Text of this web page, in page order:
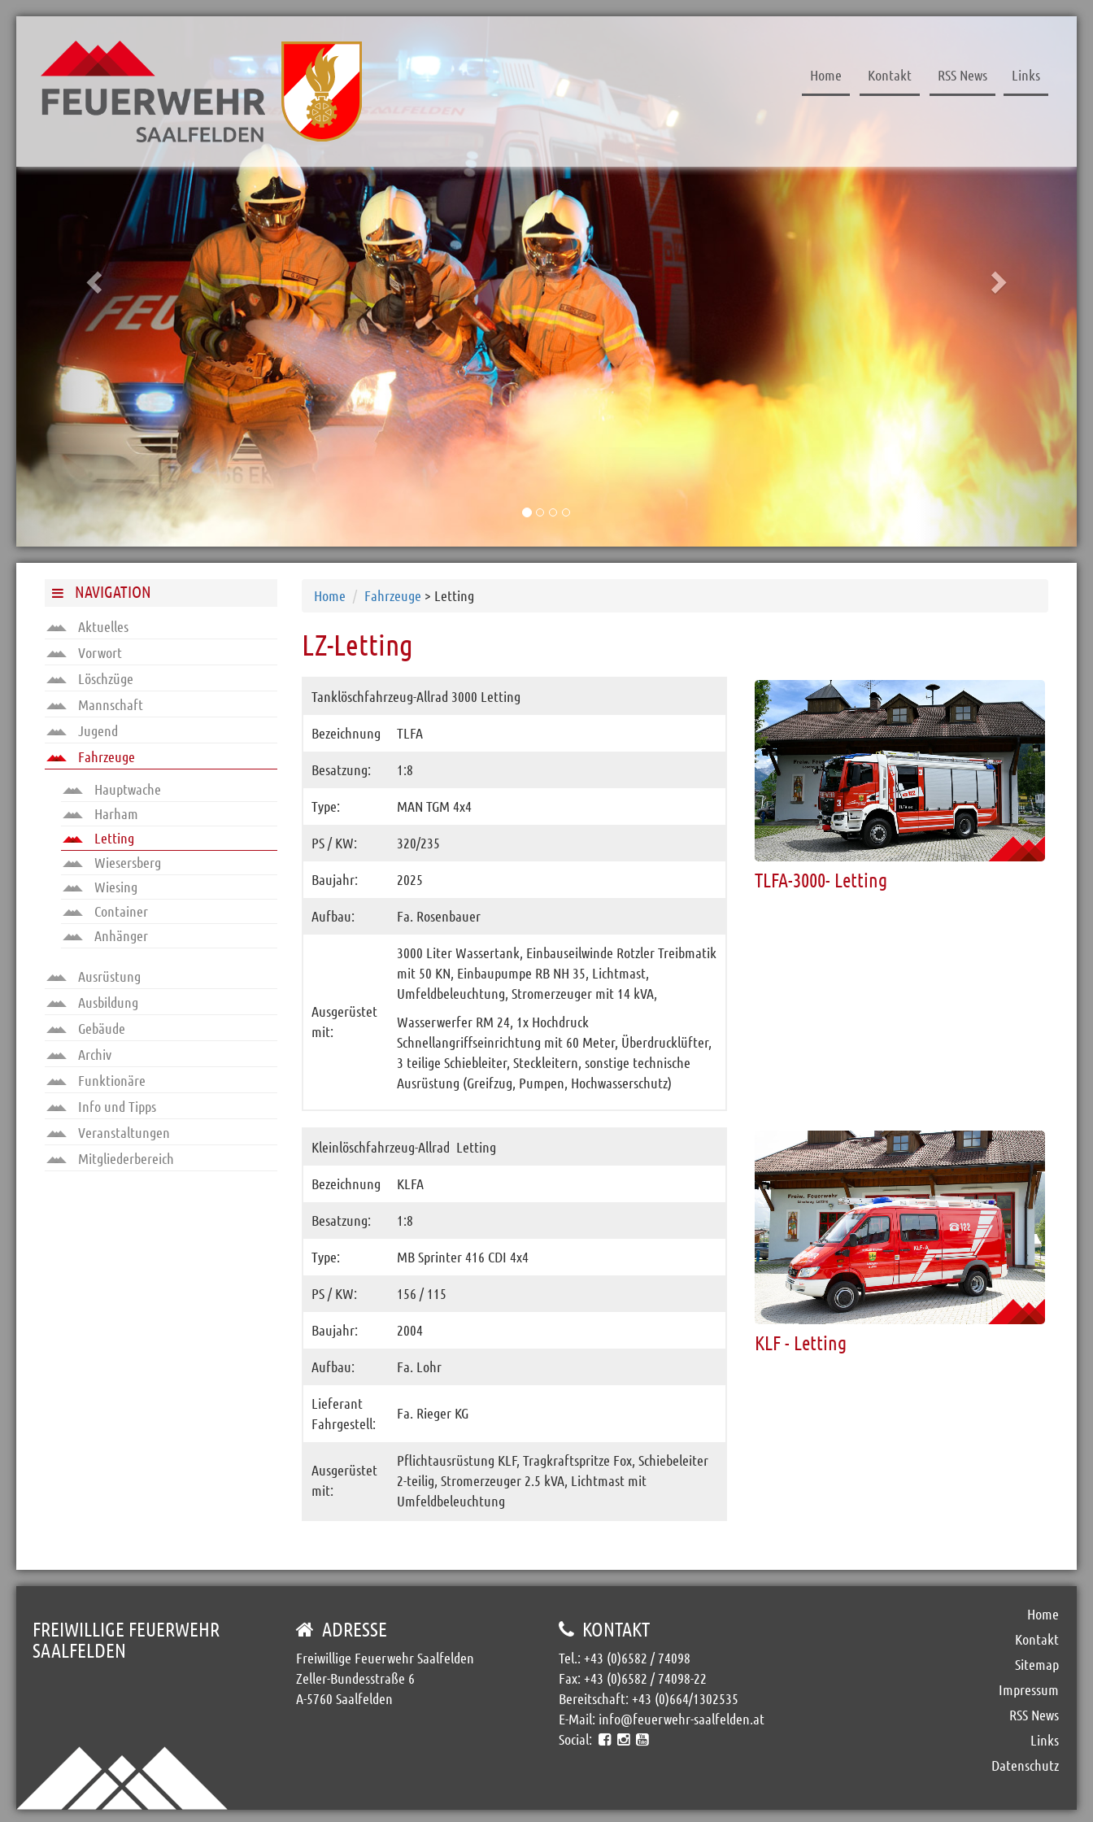
Aktuelles
Vorwort
Mannschaft
Hauptwache
Harham
Letting
Wiesersberg
Wiesing
Container
Anhänger
Ausrüstung
Ausbildung
Gebäude
Funktionäre
Info und Tipps
Veranstaltungen
Home
Kontakt
Sitemap
Impressum
RSS News
Links
Datenschutz
Links
RSS News
Kontakt
Home
NAVIGATION
Aktuelles
Vorwort
Löschzüge
Mannschaft
Jugend
Fahrzeuge
Hauptwache
Harham
Letting
Wiesersberg
Wiesing
Container
Anhänger
Ausrüstung
Ausbildung
Gebäude
Archiv
Funktionäre
Info und Tipps
Veranstaltungen
Mitgliederbereich
Home Fahrzeuge > Letting
LZ-Letting
Tanklöschfahrzeug-Allrad 3000 Letting
Bezeichnung TLFA
Besatzung: 1:8
Type: MAN TGM 4x4
PS / KW: 320/235
Baujahr: 2025
Aufbau: Fa. Rosenbauer
Ausgerüstet
mit:
3000 Liter Wassertank, Einbauseilwinde Rotzler Treibmatik
mit 50 KN, Einbaupumpe RB NH 35, Lichtmast,
Umfeldbeleuchtung, Stromerzeuger mit 14 kVA,
Wasserwerfer RM 24, 1x Hochdruck
Schnellangriffseinrichtung mit 60 Meter, Überdrucklüfter,
3 teilige Schiebleiter, Steckleitern, sonstige technische
Ausrüstung (Greifzug, Pumpen, Hochwasserschutz)
TLFA-3000- Letting
Kleinlöschfahrzeug-Allrad Letting
Bezeichnung KLFA
Besatzung: 1:8
Type: MB Sprinter 416 CDI 4x4
PS / KW: 156 / 115
Baujahr: 2004
Aufbau: Fa. Lohr
Lieferant
Fahrgestell:
Fa. Rieger KG
Ausgerüstet
mit:
Pflichtausrüstung KLF, Tragkraftspritze Fox, Schiebeleiter
2-teilig, Stromerzeuger 2.5 kVA, Lichtmast mit
Umfeldbeleuchtung
KLF - Letting
FREIWILLIGE FEUERWEHR
SAALFELDEN
ADRESSE
Freiwillige Feuerwehr Saalfelden
Zeller-Bundesstraße 6
A-5760 Saalfelden
KONTAKT
Tel.: +43 (0)6582 / 74098
Fax: +43 (0)6582 / 74098-22
Bereitschaft: +43 (0)664/1302535
E-Mail: info@feuerwehr-saalfelden.at
Social:
Home
Kontakt
Sitemap
Impressum
RSS News
Links
Datenschutz